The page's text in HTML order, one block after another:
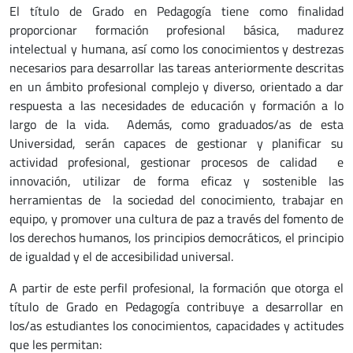
El título de Grado en Pedagogía tiene como finalidad
proporcionar formación profesional básica, madurez
intelectual y humana, así como los conocimientos y destrezas
necesarios para desarrollar las tareas anteriormente descritas
en un ámbito profesional complejo y diverso, orientado a dar
respuesta a las necesidades de educación y formación a lo
largo de la vida. Además, como graduados/as de esta
Universidad, serán capaces de gestionar y planificar su
actividad profesional, gestionar procesos de calidad e
innovación, utilizar de forma eficaz y sostenible las
herramientas de la sociedad del conocimiento, trabajar en
equipo, y promover una cultura de paz a través del fomento de
los derechos humanos, los principios democráticos, el principio
de igualdad y el de accesibilidad universal.
A partir de este perfil profesional, la formación que otorga el
título de Grado en Pedagogía contribuye a desarrollar en
los/as estudiantes los conocimientos, capacidades y actitudes
que les permitan: